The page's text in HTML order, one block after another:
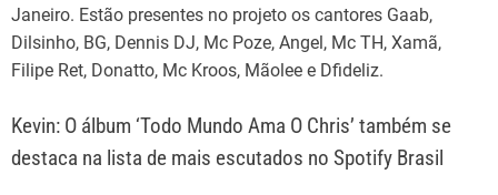
Janeiro. Estão presentes no projeto os cantores Gaab,
Dilsinho, BG, Dennis DJ, Mc Poze, Angel, Mc TH, Xamã,
Filipe Ret, Donatto, Mc Kroos, Mãolee e Dfideliz.
Kevin: O álbum ‘Todo Mundo Ama O Chris’ também se
destaca na lista de mais escutados no Spotify Brasil